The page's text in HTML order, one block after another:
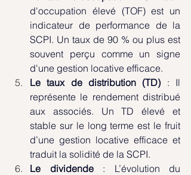
d'occupation élevé (TOF) est un
indicateur de performance de la
SCPI. Un taux de 90 % ou plus est
souvent perçu comme un signe
d'une gestion locative efficace.
Le taux de distribution (TD) : Il
représente le rendement distribué
aux associés. Un TD élevé et
stable sur le long terme est le fruit
d’une gestion locative efficace et
traduit la solidité de la SCPI.
Le dividende : L’évolution du